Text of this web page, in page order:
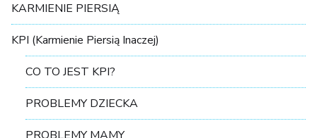
KARMIENIE PIERSIĄ
KPI (Karmienie Piersią Inaczej)
CO TO JEST KPI?
PROBLEMY DZIECKA